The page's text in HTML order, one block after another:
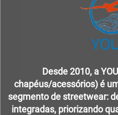
Desde 2010, a
chapéus/acessórios) é
segmento de streetwear:
integradas, priorizando